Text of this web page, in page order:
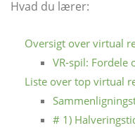
Hvad du lærer:
Oversigt over virtual
VR-spil: Fordele
Liste over top virtual
# 1)